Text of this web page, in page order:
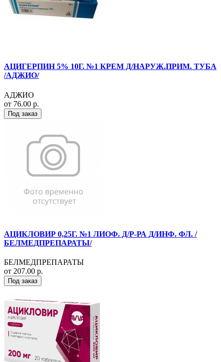
АЦИГЕРПИН 5% 10Г. №1 КРЕМ Д/НАРУЖ.ПРИМ. ТУБА
/АДЖИО/
АДЖИО
от 76.00 р.
Под заказ
АЦИКЛОВИР 0,25Г. №1 ЛИОФ. Д/Р-РА Д/ИНФ. ФЛ. /
БЕЛМЕДПРЕПАРАТЫ/
БЕЛМЕДПРЕПАРАТЫ
от 207.00 р.
Под заказ